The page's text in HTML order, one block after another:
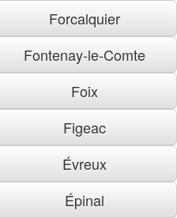
Forcalquier
Fontenay-le-Comte
Foix
Figeac
Évreux
Épinal